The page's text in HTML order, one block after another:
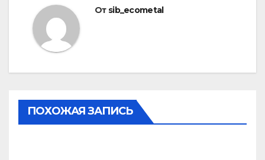
От sib_ecometal
ПОХОЖАЯ ЗАПИСЬ